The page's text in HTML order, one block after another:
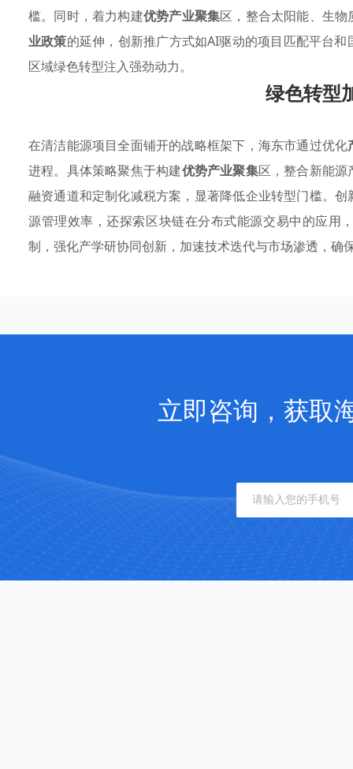
槛。同时，着力构建优势产业聚集区，整合太阳能、生
业政策的延伸，创新推广方式如AI驱动的项目匹配平台
区域绿色转型注入强劲动力。
绿色转型
在清洁能源项目全面铺开的战略框架下，海东市通过优化
进程。具体策略聚焦于构建优势产业聚集区，整合新能源
融资通道和定制化减税方案，显著降低企业转型门槛。
源管理效率，还探索区块链在分布式能源交易中的应用
制，强化产学研协同创新，加速技术迭代与市场渗透，确
立即咨询，获取